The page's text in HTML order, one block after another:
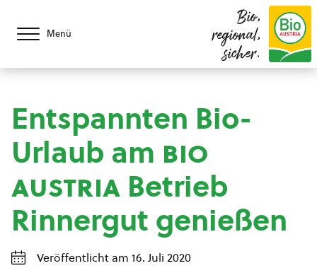
Menü
Bio,
regional,
sicher.
Entspannten Bio-
Urlaub am bio
austria Betrieb
Rinnergut genießen
Veröffentlicht am 16. Juli 2020